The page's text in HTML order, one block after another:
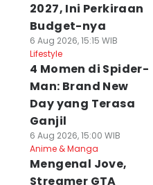
2027, Ini Perkiraan
Budget-nya
6 Aug 2026, 15:15 WIB
Lifestyle
4 Momen di Spider-
Man: Brand New
Day yang Terasa
Ganjil
6 Aug 2026, 15:00 WIB
Anime & Manga
Mengenal Jove,
Streamer GTA